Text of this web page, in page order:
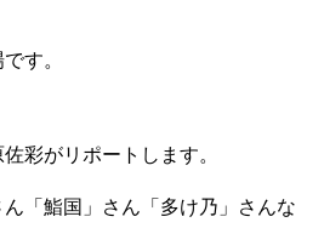
す。
彩がリポートします。
「鮨国」さん「多け乃」さんな